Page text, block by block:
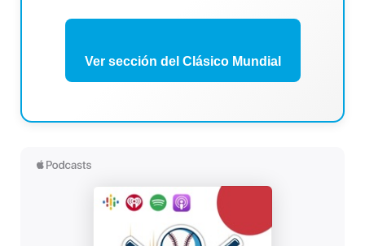
Ver sección del Clásico Mundial